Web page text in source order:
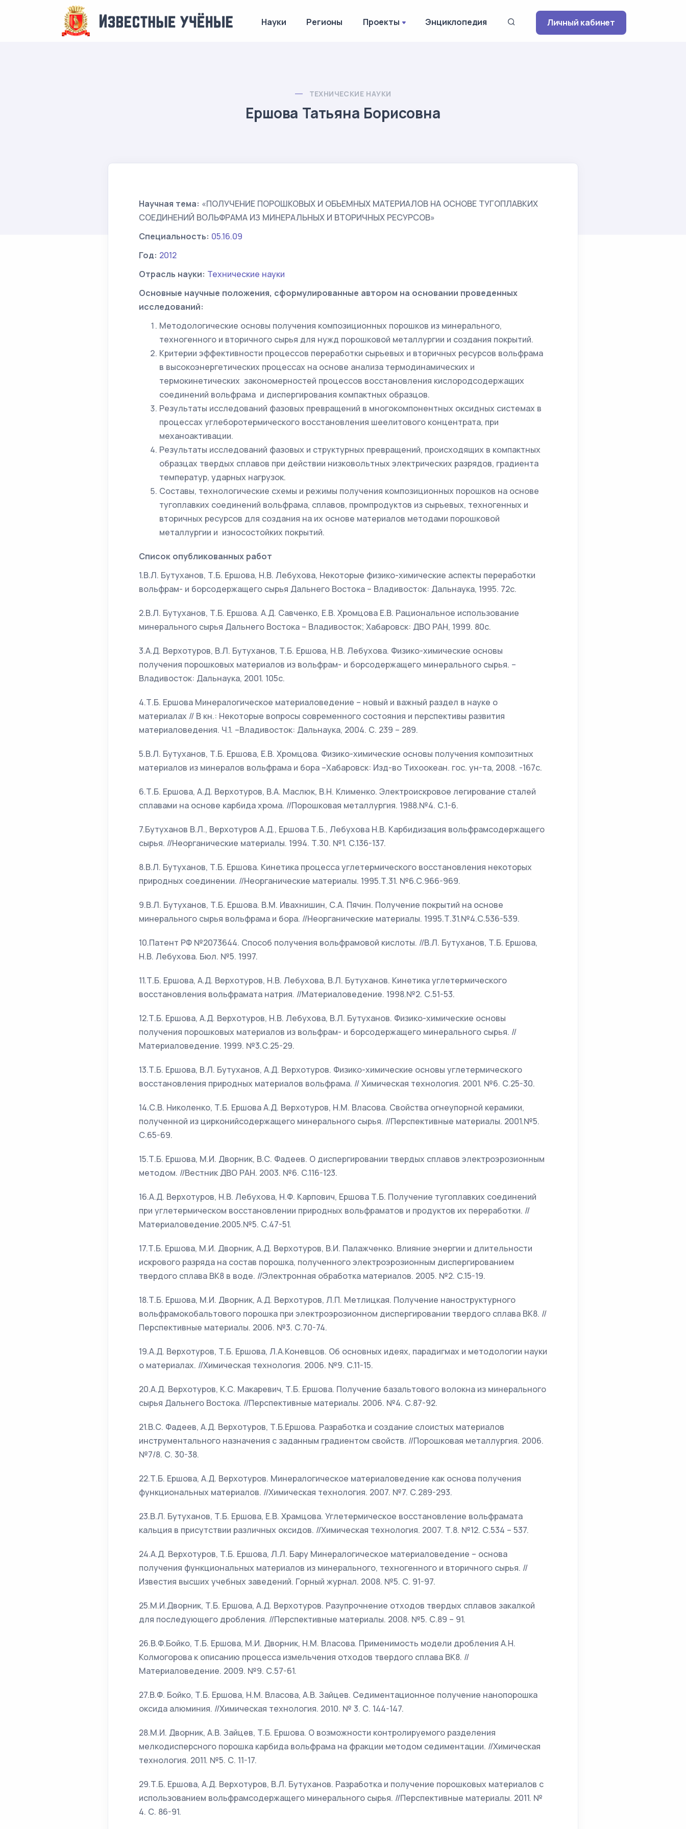
Науки Регионы Проекты Энциклопедия Личный кабинет
ТЕХНИЧЕСКИЕ НАУКИ
Ершова Татьяна Борисовна
Научная тема: «ПОЛУЧЕНИЕ ПОРОШКОВЫХ И ОБЪЕМНЫХ МАТЕРИАЛОВ НА ОСНОВЕ ТУГОПЛАВКИХ
СОЕДИНЕНИЙ ВОЛЬФРАМА ИЗ МИНЕРАЛЬНЫХ И ВТОРИЧНЫХ РЕСУРСОВ»
Специальность: 05.16.09
Год: 2012
Отрасль науки: Технические науки
Основные научные положения, сформулированные автором на основании проведенных
исследований:
Методологические основы получения композиционных порошков из минерального,
техногенного и вторичного сырья для нужд порошковой металлургии и создания покрытий.
Критерии эффективности процессов переработки сырьевых и вторичных ресурсов вольфрама
в высокоэнергетических процессах на основе анализа термодинамических и
термокинетических закономерностей процессов восстановления кислородсодержащих
соединений вольфрама и диспергирования компактных образцов.
Результаты исследований фазовых превращений в многокомпонентных оксидных системах в
процессах углеборотермического восстановления шеелитового концентрата, при
механоактивации.
Результаты исследований фазовых и структурных превращений, происходящих в компактных
образцах твердых сплавов при действии низковольтных электрических разрядов, градиента
температур, ударных нагрузок.
Составы, технологические схемы и режимы получения композиционных порошков на основе
тугоплавких соединений вольфрама, сплавов, промпродуктов из сырьевых, техногенных и
вторичных ресурсов для создания на их основе материалов методами порошковой
металлургии и износостойких покрытий.
Список опубликованных работ
1.В.Л. Бутуханов, Т.Б. Ершова, Н.В. Лебухова, Некоторые физико-химические аспекты переработки
вольфрам- и борсодержащего сырья Дальнего Востока – Владивосток: Дальнаука, 1995. 72с.
2.В.Л. Бутуханов, Т.Б. Ершова. А.Д. Савченко, Е.В. Хромцова Е.В. Рациональное использование
минерального сырья Дальнего Востока – Владивосток; Хабаровск: ДВО РАН, 1999. 80с.
3.А.Д. Верхотуров, В.Л. Бутуханов, Т.Б. Ершова, Н.В. Лебухова. Физико-химические основы
получения порошковых материалов из вольфрам- и борсодержащего минерального сырья. –
Владивосток: Дальнаука, 2001. 105с.
4.Т.Б. Ершова Минералогическое материаловедение – новый и важный раздел в науке о
материалах // В кн.: Некоторые вопросы современного состояния и перспективы развития
материаловедения. Ч.1. –Владивосток: Дальнаука, 2004. С. 239 – 289.
5.В.Л. Бутуханов, Т.Б. Ершова, Е.В. Хромцова. Физико-химические основы получения композитных
материалов из минералов вольфрама и бора –Хабаровск: Изд-во Тихоокеан. гос. ун-та, 2008. -167с.
6.Т.Б. Ершова, А.Д. Верхотуров, В.А. Маслюк, В.Н. Клименко. Электроискровое легирование сталей
сплавами на основе карбида хрома. //Порошковая металлургия. 1988.№4. С.1-6.
7.Бутуханов В.Л., Верхотуров А.Д., Ершова Т.Б., Лебухова Н.В. Карбидизация вольфрамсодержащего
сырья. //Неорганические материалы. 1994. Т.30. №1. С.136-137.
8.В.Л. Бутуханов, Т.Б. Ершова. Кинетика процесса углетермического восстановления некоторых
природных соединении. //Неорганические материалы. 1995.Т.31. №6.С.966-969.
9.В.Л. Бутуханов, Т.Б. Ершова. В.М. Ивахнишин, С.А. Пячин. Получение покрытий на основе
минерального сырья вольфрама и бора. //Неорганические материалы. 1995.Т.31.№4.С.536-539.
10.Патент РФ №2073644. Способ получения вольфрамовой кислоты. //В.Л. Бутуханов, Т.Б. Ершова,
Н.В. Лебухова. Бюл. №5. 1997.
11.Т.Б. Ершова, А.Д. Верхотуров, Н.В. Лебухова, В.Л. Бутуханов. Кинетика углетермического
восстановления вольфрамата натрия. //Материаловедение. 1998.№2. С.51-53.
12.Т.Б. Ершова, А.Д. Верхотуров, Н.В. Лебухова, В.Л. Бутуханов. Физико-химические основы
получения порошковых материалов из вольфрам- и борсодержащего минерального сырья. //
Материаловедение. 1999. №3.С.25-29.
13.Т.Б. Ершова, В.Л. Бутуханов, А.Д. Верхотуров. Физико-химические основы углетермического
восстановления природных материалов вольфрама. // Химическая технология. 2001. №6. С.25-30.
14.С.В. Николенко, Т.Б. Ершова А.Д. Верхотуров, Н.М. Власова. Свойства огнеупорной керамики,
полученной из цирконийсодержащего минерального сырья. //Перспективные материалы. 2001.№5.
С.65-69.
15.Т.Б. Ершова, М.И. Дворник, В.С. Фадеев. О диспергировании твердых сплавов электроэрозионным
методом. //Вестник ДВО РАН. 2003. №6. С.116-123.
16.А.Д. Верхотуров, Н.В. Лебухова, Н.Ф. Карпович, Ершова Т.Б. Получение тугоплавких соединений
при углетермическом восстановлении природных вольфраматов и продуктов их переработки. //
Материаловедение.2005.№5. С.47-51.
17.Т.Б. Ершова, М.И. Дворник, А.Д. Верхотуров, В.И. Палажченко. Влияние энергии и длительности
искрового разряда на состав порошка, полученного электроэрозионным диспергированием
твердого сплава ВК8 в воде. //Электронная обработка материалов. 2005. №2. С.15-19.
18.Т.Б. Ершова, М.И. Дворник, А.Д. Верхотуров, Л.П. Метлицкая. Получение наноструктурного
вольфрамокобальтового порошка при электроэрозионном диспергировании твердого сплава ВК8. //
Перспективные материалы. 2006. №3. С.70-74.
19.А.Д. Верхотуров, Т.Б. Ершова, Л.А.Коневцов. Об основных идеях, парадигмах и методологии науки
о материалах. //Химическая технология. 2006. №9. С.11-15.
20.А.Д. Верхотуров, К.С. Макаревич, Т.Б. Ершова. Получение базальтового волокна из минерального
сырья Дальнего Востока. //Перспективные материалы. 2006. №4. С.87-92.
21.В.С. Фадеев, А.Д. Верхотуров, Т.Б.Ершова. Разработка и создание слоистых материалов
инструментального назначения с заданным градиентом свойств. //Порошковая металлургия. 2006.
№7/8. С. 30-38.
22.Т.Б. Ершова, А.Д. Верхотуров. Минералогическое материаловедение как основа получения
функциональных материалов. //Химическая технология. 2007. №7. С.289-293.
23.В.Л. Бутуханов, Т.Б. Ершова, Е.В. Храмцова. Углетермическое восстановление вольфрамата
кальция в присутствии различных оксидов. //Химическая технология. 2007. Т.8. №12. С.534 – 537.
24.А.Д. Верхотуров, Т.Б. Ершова, Л.Л. Бару Минералогическое материаловедение – основа
получения функциональных материалов из минерального, техногенного и вторичного сырья. //
Известия высших учебных заведений. Горный журнал. 2008. №5. С. 91-97.
25.М.И.Дворник, Т.Б. Ершова, А.Д. Верхотуров. Разупрочнение отходов твердых сплавов закалкой
для последующего дробления. //Перспективные материалы. 2008. №5. С.89 – 91.
26.В.Ф.Бойко, Т.Б. Ершова, М.И. Дворник, Н.М. Власова. Применимость модели дробления А.Н.
Колмогорова к описанию процесса измельчения отходов твердого сплава ВК8. //
Материаловедение. 2009. №9. С.57-61.
27.В.Ф. Бойко, Т.Б. Ершова, Н.М. Власова, А.В. Зайцев. Седиментационное получение нанопорошка
оксида алюминия. //Химическая технология. 2010. № 3. С. 144-147.
28.М.И. Дворник, А.В. Зайцев, Т.Б. Ершова. О возможности контролируемого разделения
мелкодисперсного порошка карбида вольфрама на фракции методом седиментации. //Химическая
технология. 2011. №5. С. 11-17.
29.Т.Б. Ершова, А.Д. Верхотуров, В.Л. Бутуханов. Разработка и получение порошковых материалов с
использованием вольфрамсодержащего минерального сырья. //Перспективные материалы. 2011. №
4. С. 86-91.